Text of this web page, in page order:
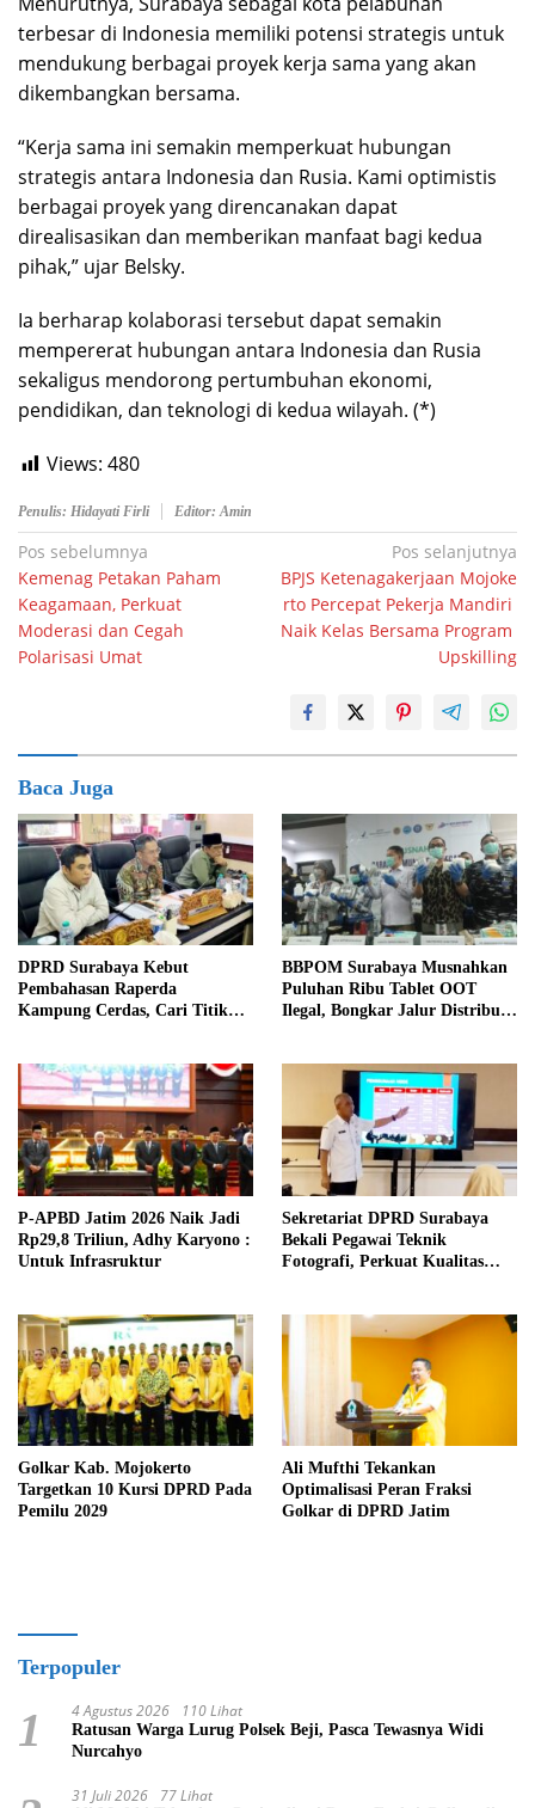
terbesar di Indonesia memiliki potensi strategis untuk
mendukung berbagai proyek kerja sama yang akan
dikembangkan bersama.
“Kerja sama ini semakin memperkuat hubungan
strategis antara Indonesia dan Rusia. Kami optimistis
berbagai proyek yang direncanakan dapat
direalisasikan dan memberikan manfaat bagi kedua
pihak,” ujar Belsky.
Ia berharap kolaborasi tersebut dapat semakin
mempererat hubungan antara Indonesia dan Rusia
sekaligus mendorong pertumbuhan ekonomi,
pendidikan, dan teknologi di kedua wilayah. (*)
Views: 480
Penulis: Hidayati Firli Editor: Amin
Navigasi
pos
Pos sebelumnya
Kemenag Petakan Paham
Keagamaan, Perkuat
Moderasi dan Cegah
Polarisasi Umat
Pos selanjutnya
BPJS Ketenagakerjaan Mojoke
rto Percepat Pekerja Mandiri
Naik Kelas Bersama Program
Upskilling
Baca Juga
DPRD Surabaya Kebut
Pembahasan Raperda
Kampung Cerdas, Cari Titik
BBPOM Surabaya Musnahkan
Puluhan Ribu Tablet OOT
Ilegal, Bongkar Jalur Distribusi
P-APBD Jatim 2026 Naik Jadi
Rp29,8 Triliun, Adhy Karyono :
Untuk Infrasruktur
Sekretariat DPRD Surabaya
Bekali Pegawai Teknik
Fotografi, Perkuat Kualitas
Golkar Kab. Mojokerto
Targetkan 10 Kursi DPRD Pada
Pemilu 2029
Ali Mufthi Tekankan
Optimalisasi Peran Fraksi
Golkar di DPRD Jatim
Terpopuler
1 4 Agustus 2026 110 Lihat
Ratusan Warga Lurug Polsek Beji, Pasca Tewasnya Widi
Nurcahyo
31 Juli 2026 77 Lihat